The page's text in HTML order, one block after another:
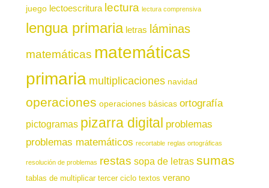
juego lectoescritura lectura lectura comprensiva
lengua primaria letras láminas
matemáticas matemáticas
primaria multiplicaciones navidad
operaciones operaciones básicas ortografía
pictogramas pizarra digital problemas
problemas matemáticos recortable reglas ortográficas
resolución de problemas restas sopa de letras sumas
tablas de multiplicar tercer ciclo textos verano